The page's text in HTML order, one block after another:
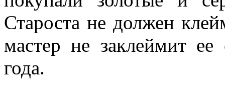
Староста не должен
мастер не заклеймит
года.